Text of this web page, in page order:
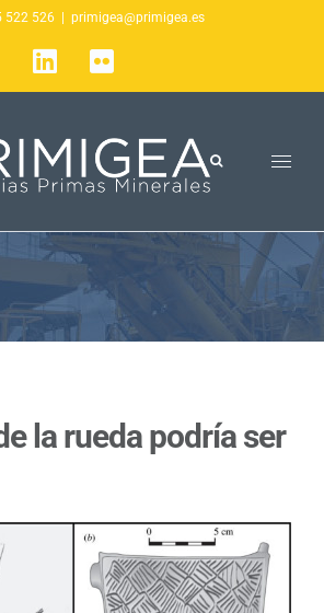
522 526 primigea@primigea.es
LinkedIn
Flickr
la rueda podría ser